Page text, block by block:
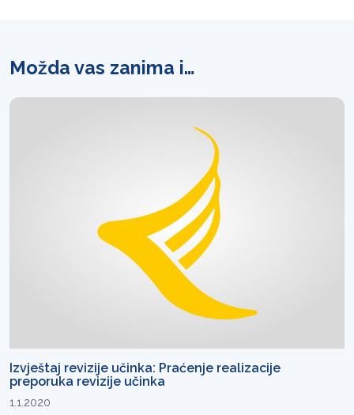
Možda vas zanima i…
Izvještaj revizije učinka: Praćenje realizacije
preporuka revizije učinka
1.1.2020